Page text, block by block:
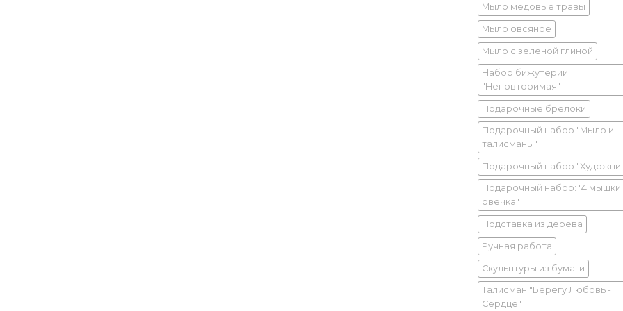
Мыло медовые травы
Мыло овсяное
Мыло с зеленой глиной
Набор бижутерии
"Неповторимая"
Подарочные брелоки
Подарочный набор "Мыло и
талисманы"
Подарочный набор
Подарочный набор: "4 мышки
овечка"
Подставка из дерева
Ручная работа
Скульптуры из бумаги
Талисман "Берегу Любовь -
Сердце"